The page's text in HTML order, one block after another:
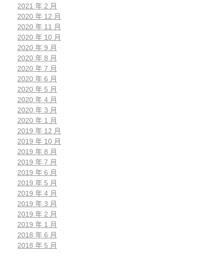
2021 年 2 月
2020 年 12 月
2020 年 11 月
2020 年 10 月
2020 年 9 月
2020 年 8 月
2020 年 7 月
2020 年 6 月
2020 年 5 月
2020 年 4 月
2020 年 3 月
2020 年 1 月
2019 年 12 月
2019 年 10 月
2019 年 8 月
2019 年 7 月
2019 年 6 月
2019 年 5 月
2019 年 4 月
2019 年 3 月
2019 年 2 月
2019 年 1 月
2018 年 6 月
2018 年 5 月